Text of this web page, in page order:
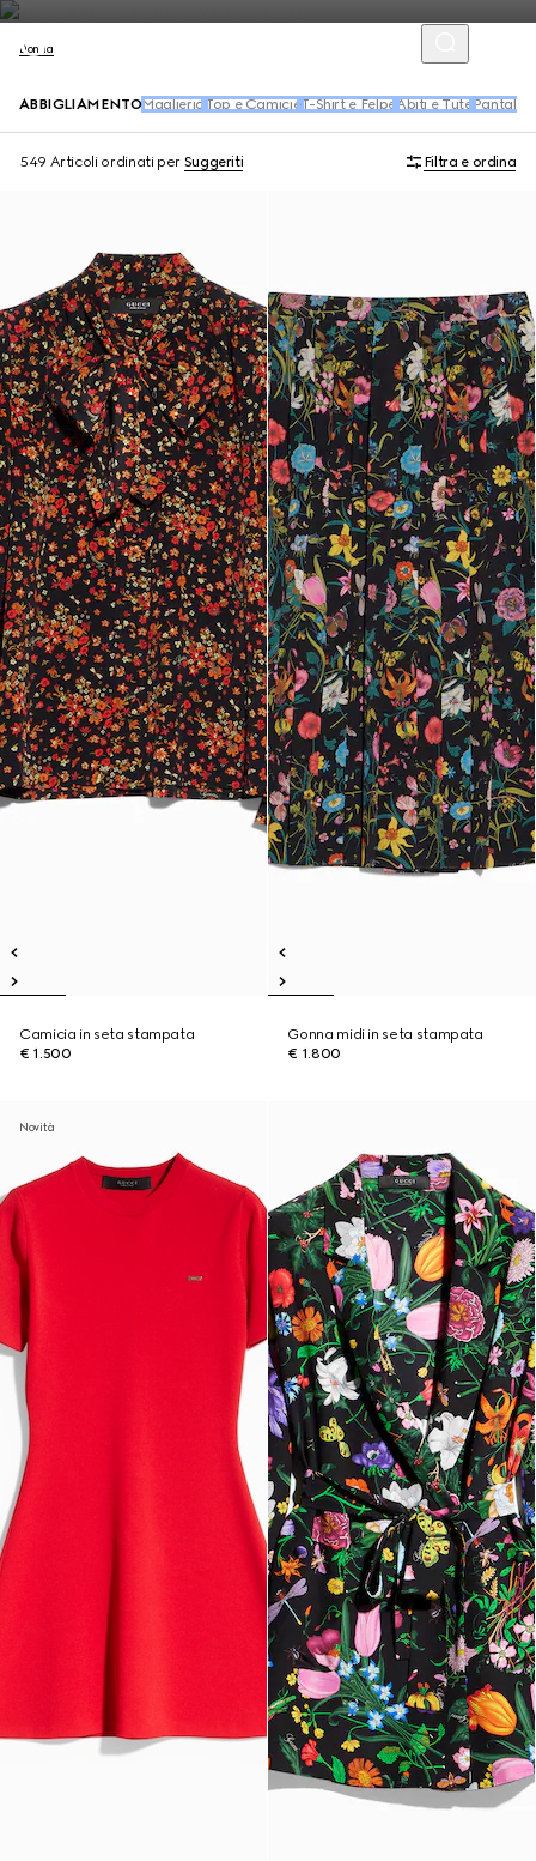
Donna
ABBIGLIAMENTO Maglieria Top e CamicieT-Shirt e Felpe Abiti e Tute
549 Articoli ordinati per Suggeriti Filtra e ordina
Camicia in seta stampata
€ 1.500
Gonna midi in seta stampata
€ 1.800
Novità